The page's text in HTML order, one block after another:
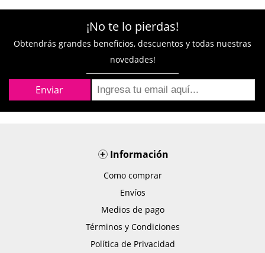
¡No te lo pierdas!
Obtendrás grandes beneficios, descuentos y todas nuestras
novedades!
+Información
Como comprar
Envíos
Medios de pago
Términos y Condiciones
Política de Privacidad